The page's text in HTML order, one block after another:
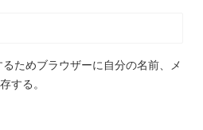
ためブラウザーに自分の名前、メ
する。